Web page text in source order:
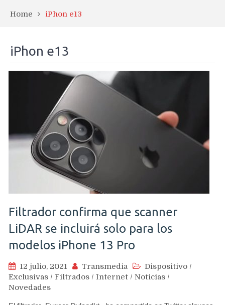
Home iPhon e13
iPhon e13
Filtrador confirma que scanner
LiDAR se incluirá solo para los
modelos iPhone 13 Pro
12 julio, 2021 Transmedia Dispositivo /
Exclusivas / Filtrados / Internet / Noticias /
Novedades